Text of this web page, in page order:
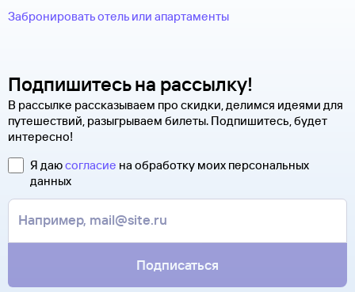
Забронировать отель или апартаменты
Подпишитесь на рассылку!
В рассылке рассказываем про скидки, делимся идеями для
путешествий, разыгрываем билеты. Подпишитесь, будет
интересно!
Я даюсогласие на обработку моих персональных
данных
Подписаться